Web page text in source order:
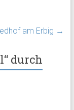
am Erbig →
durch